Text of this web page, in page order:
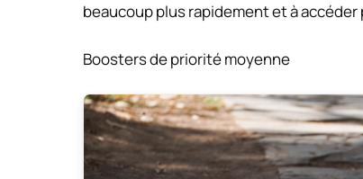
beaucoup plus rapidement et à
Boosters de priorité moyenne